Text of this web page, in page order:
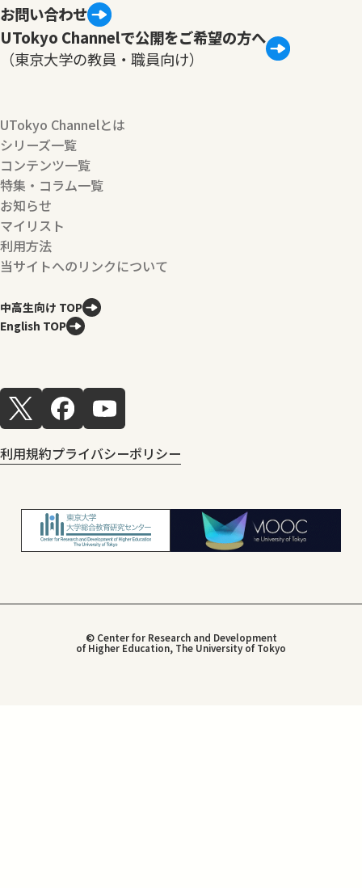
お問い合わせ
UTokyo Channelで公開をご希望の方へ
（東京大学の教員・職員向け）
UTokyo Channelとは
シリーズ一覧
コンテンツ一覧
特集・コラム一覧
お知らせ
マイリスト
利用方法
当サイトへのリンクについて
中高生向け TOP
English TOP
利用規約プライバシーポリシー
© Center for Research and Development
of Higher Education, The University of Tokyo